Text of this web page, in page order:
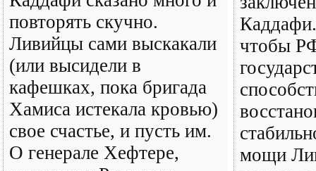
повторять скучно.
Ливийцы сами выскакали
(или высидели в
кафешках, пока бригада
Хамиса истекала кровью)
свое счастье, и пусть им.
О генерале Хефтере,
чтобы
мощи